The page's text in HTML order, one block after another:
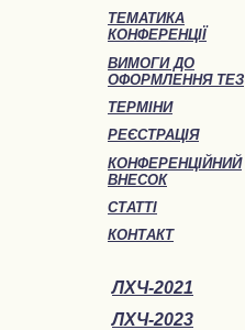
ТЕМАТИКА
КОНФЕРЕНЦІЇ
ВИМОГИ ДО
ОФОРМЛЕННЯ ТЕЗ
ТЕРМІНИ
РЕЄСТРАЦІЯ
КОНФЕРЕНЦІЙНИЙ
ВНЕСОК
СТАТТІ
КОНТАКТ
ЛХЧ-2021
ЛХЧ-2023